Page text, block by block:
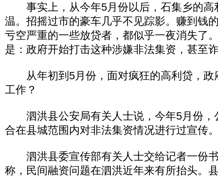
事实上，从今年5月份以后，石集乡的高
温。招摇过市的豪车几乎不见踪影。赚到钱
亏空严重的一些放贷者，都似乎一夜消失了
是：政府开始打击这种涉嫌非法集资，甚至
从年初到5月份，面对疯狂的高利贷，政
工作？
泗洪县公安局有关人士说，今年5月份，
合在县城范围内对非法集资情况进行过宣传
泗洪县委宣传部有关人士交给记者一份
称，民间融资问题在泗洪近年来有所抬头。